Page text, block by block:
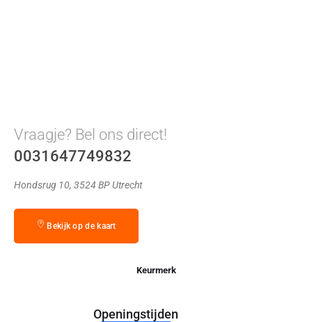
Vraagje? Bel ons direct!
0031647749832
Hondsrug 10, 3524 BP Utrecht
Bekijk op de kaart
Keurmerk
Openingstijden